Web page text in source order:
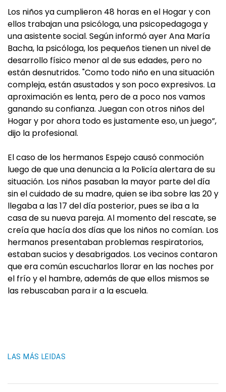
Los niños ya cumplieron 48 horas en el Hogar y con
ellos trabajan una psicóloga, una psicopedagoga y
una asistente social. Según informó ayer Ana María
Bacha, la psicóloga, los pequeños tienen un nivel de
desarrollo físico menor al de sus edades, pero no
están desnutridos. "Como todo niño en una situación
compleja, están asustados y son poco expresivos. La
aproximación es lenta, pero de a poco nos vamos
ganando su confianza. Juegan con otros niños del
Hogar y por ahora todo es justamente eso, un juego”,
dijo la profesional.
El caso de los hermanos Espejo causó conmoción
luego de que una denuncia a la Policía alertara de su
situación. Los niños pasaban la mayor parte del día
sin el cuidado de su madre, quien se iba sobre las 20 y
llegaba a las 17 del día posterior, pues se iba a la
casa de su nueva pareja. Al momento del rescate, se
creía que hacía dos días que los niños no comían. Los
hermanos presentaban problemas respiratorios,
estaban sucios y desabrigados. Los vecinos contaron
que era común escucharlos llorar en las noches por
el frío y el hambre, además de que ellos mismos se
las rebuscaban para ir a la escuela.
LAS MÁS LEIDAS